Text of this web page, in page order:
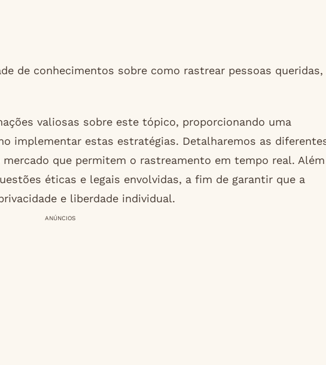
de conhecimentos sobre como rastrear pessoas queridas,
valiosas sobre este tópico, proporcionando uma
implementar estas estratégias. Detalharemos as
que permitem o rastreamento em tempo real. Além
éticas e legais envolvidas, a fim de garantir que a
e liberdade individual.
ANÚNCIOS